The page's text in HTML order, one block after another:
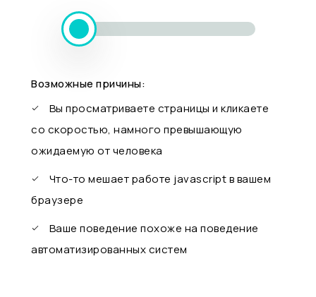
Возможные причины:
Вы просматриваете страницы и кликаете
со скоростью, намного превышающую
ожидаемую от человека
Что-то мешает работе javascript в вашем
браузере
Ваше поведение похоже на поведение
автоматизированных систем